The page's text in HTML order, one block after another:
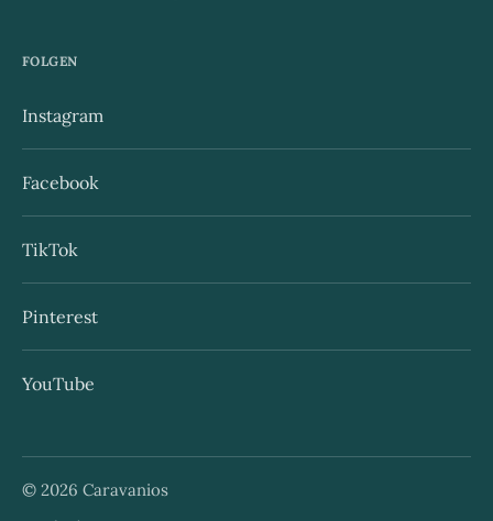
FOLGEN
Instagram
Facebook
TikTok
Pinterest
YouTube
© 2026 Caravanios